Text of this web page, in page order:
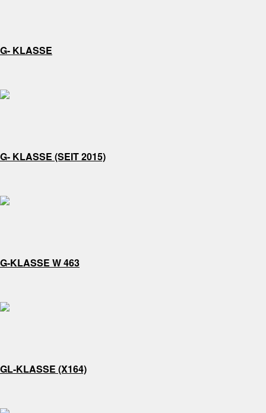
G- KLASSE
G- KLASSE (SEIT 2015)
G-KLASSE W 463
GL-KLASSE (X164)